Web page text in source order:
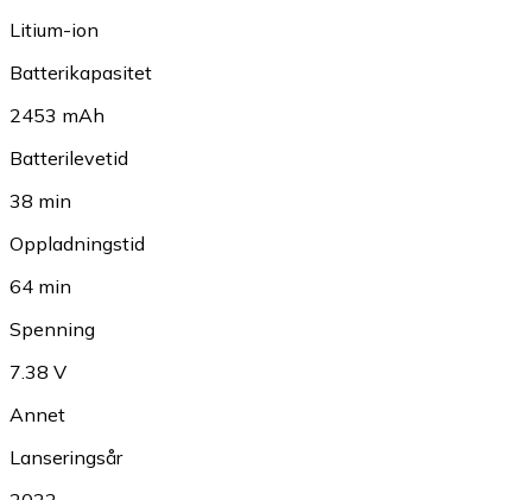
Litium-ion
Batterikapasitet
2453 mAh
Batterilevetid
38 min
Oppladningstid
64 min
Spenning
7.38 V
Annet
Lanseringsår